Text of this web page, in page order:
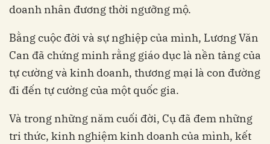
doanh nhân đương thời ngưỡng mộ.
Bằng cuộc đời và sự nghiệp của mình, Lương Văn
Can đã chứng minh rằng giáo dục là nền tảng của
tự cường và kinh doanh, thương mại là con đường
đi đến tự cường của một quốc gia.
Và trong những năm cuối đời, Cụ đã đem những
tri thức, kinh nghiệm kinh doanh của mình, kết